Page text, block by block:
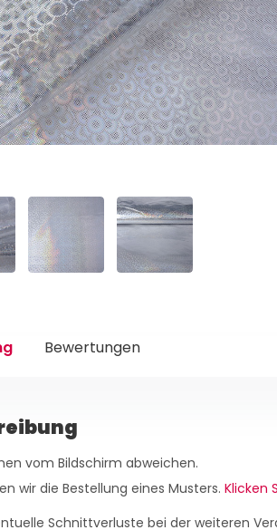
Bewertungen
vom Bildschirm abweichen.
wir die Bestellung eines Musters. Klicken
Schnittverluste bei der weiteren